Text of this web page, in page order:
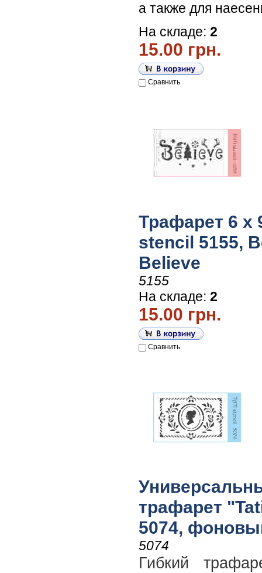
а также для
На складе: 2
15.00 грн.
Сравнить
Трафарет 6 х
stencil 5155,
Believe
5155
На складе: 2
15.00 грн.
Сравнить
трафарет
5074,
5074
Гибкий